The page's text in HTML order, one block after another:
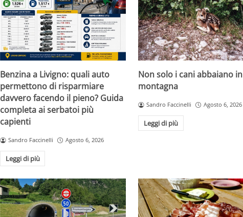
Benzina a Livigno: quali auto
permettono di risparmiare
davvero facendo il pieno? Guida
completa ai serbatoi più
capienti
Sandro Faccinelli Agosto 6, 2026
Leggi di più
Non solo i cani abbaiano in
montagna
Sandro Faccinelli Agosto 6, 2026
Leggi di più